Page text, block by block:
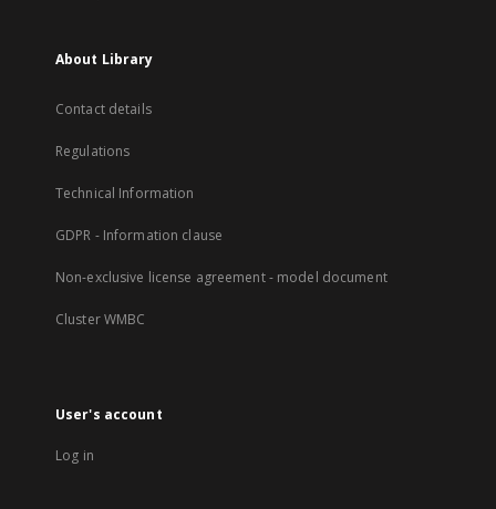
About Library
Contact details
Regulations
Technical Information
GDPR - Information clause
Non-exclusive license agreement - model document
Cluster WMBC
User's account
Log in